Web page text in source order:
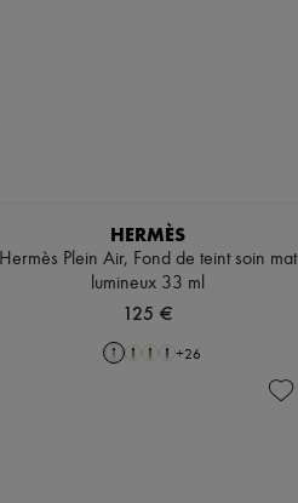
HERMÈS
Hermès Plein Air, Fond de teint soin mat
lumineux 33 ml
125 €
+26